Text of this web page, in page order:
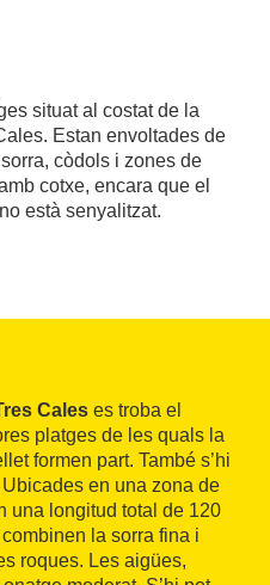
situat al costat de la
Estan envoltades de
còdols i zones de
cotxe, encara que el
està senyalitzat.
Cales es troba el
platges de les quals la
formen part. També s’hi
en una zona de
una longitud total de 120
la sorra fina i
roques. Les aigües,